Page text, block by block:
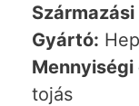
Származási
Gyártó:
Mennyiségi
tojás